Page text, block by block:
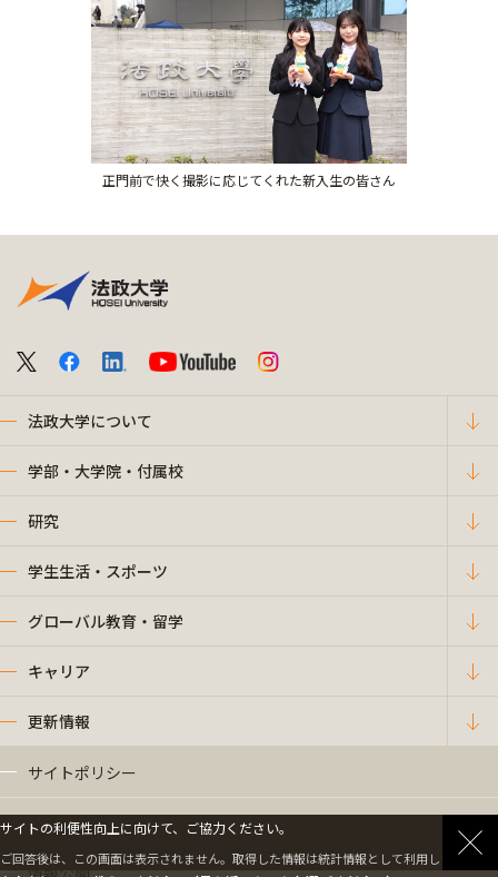
正門前で快く撮影に応じてくれた新入生の皆さん
法政大学について
学部・大学院・付属校
研究
学生生活・スポーツ
グローバル教育・留学
キャリア
更新情報
サイトポリシー
プライバシーポリシー
サイトの利便性向上に向けて、ご協力ください。
ご回答後は、この画面は表示されません。取得した情報は統計情報として利用します。